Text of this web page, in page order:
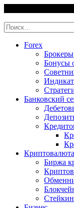
content
Найти:
Forex
Брокеры
Бонусы
Банковский
Криптовалюта
Биржа